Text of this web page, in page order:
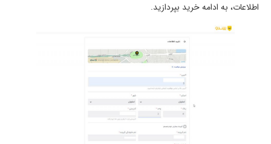
اطلاعات، به ادامه خرید بپردازید.